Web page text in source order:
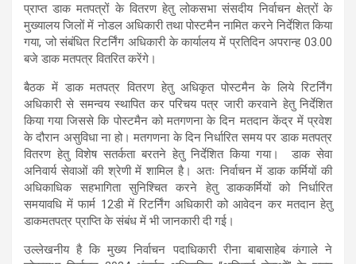
प्राप्त डाक मतपत्रों के वितरण हेतु लोकसभा संसदीय निर्वाचन क्षेत्रों के
मुख्यालय जिलों में नोडल अधिकारी तथा पोस्टमैन नामित करने निर्देशित किया
गया, जो संबंधित रिटर्निंग अधिकारी के कार्यालय में प्रतिदिन अपरान्ह 03.00
बजे डाक मतपत्र वितरित करेंगे।
बैठक में डाक मतपत्र वितरण हेतु अधिकृत पोस्टमैन के लिये रिटर्निंग
अधिकारी से समन्वय स्थापित कर परिचय पत्र जारी करवाने हेतु निर्देशित
किया गया जिससे कि पोस्टमैन को मतगणना के दिन मतदान केंद्र में प्रवेश
के दौरान असुविधा ना हो। मतगणना के दिन निर्धारित समय पर डाक मतपत्र
वितरण हेतु विशेष सतर्कता बरतने हेतु निर्देशित किया गया। डाक सेवा
अनिवार्य सेवाओं की श्रेणी में शामिल है। अतः निर्वाचन में डाक कर्मियों की
अधिकाधिक सहभागिता सुनिश्चित करने हेतु डाककर्मियों को निर्धारित
समयावधि में फार्म 12डी में रिटर्निंग अधिकारी को आवेदन कर मतदान हेतु
डाकमतपत्र प्राप्ति के संबंध में भी जानकारी दी गई।
उल्लेखनीय है कि मुख्य निर्वाचन पदाधिकारी रीना बाबासाहेब कंगाले ने